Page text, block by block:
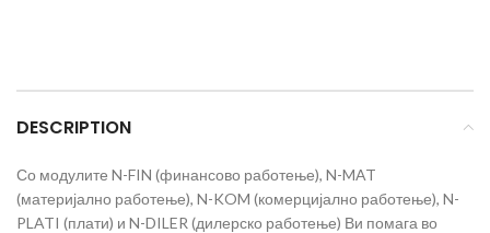
DESCRIPTION
Со модулите N-FIN (финансово работење), N-MAT
(материјално работење), N-KOM (комерцијално работење), N-
PLATI (плати) и N-DILER (дилерско работење) Ви помага во